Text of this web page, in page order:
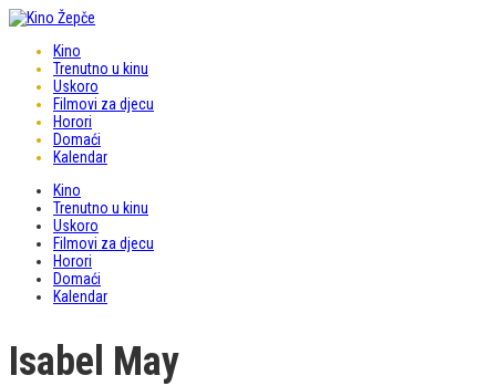
Kino
Trenutno u kinu
Uskoro
Filmovi za djecu
Horori
Domaći
Kalendar
Kino
Trenutno u kinu
Uskoro
Filmovi za djecu
Horori
Domaći
Kalendar
Isabel May